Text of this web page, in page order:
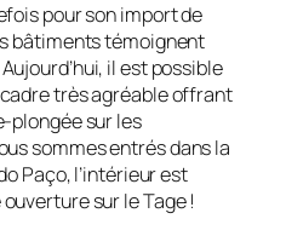
pour son import de
bâtiments témoignent
il est possible
cadre très agréable offrant
plongée sur les
sommes entrés dans la
Paço, l’intérieur est
sur le Tage !